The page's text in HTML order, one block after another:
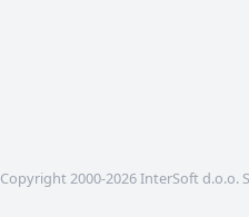
Copyright 2000-2026 InterSoft d.o.o.